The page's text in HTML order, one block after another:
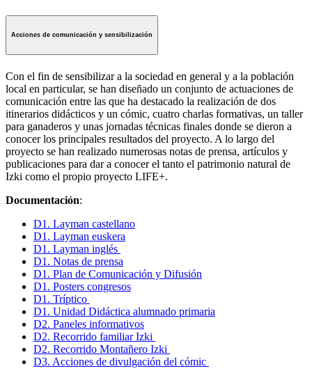
Acciones de comunicación y sensibilización
Con el fin de sensibilizar a la sociedad en general y a la población
local en particular, se han diseñado un conjunto de actuaciones de
comunicación entre las que ha destacado la realización de dos
itinerarios didácticos y un cómic, cuatro charlas formativas, un taller
para ganaderos y unas jornadas técnicas finales donde se dieron a
conocer los principales resultados del proyecto. A lo largo del
proyecto se han realizado numerosas notas de prensa, artículos y
publicaciones para dar a conocer el tanto el patrimonio natural de
Izki como el propio proyecto LIFE+.
Documentación:
D1. Layman castellano
D1. Layman euskera
D1. Layman inglés
D1. Notas de prensa
D1. Plan de Comunicación y Difusión
D1. Posters congresos
D1. Tríptico
D1. Unidad Didáctica alumnado primaria
D2. Paneles informativos
D2. Recorrido familiar Izki
D2. Recorrido Montañero Izki
D3. Acciones de divulgación del cómic